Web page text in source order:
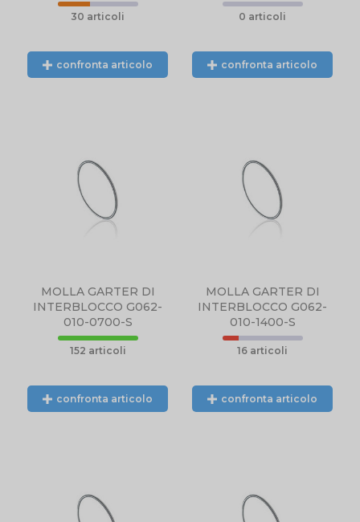
30 articoli
confronta articolo
0 articoli
confronta articolo
MOLLA GARTER DI
INTERBLOCCO G062-
010-0700-S
152 articoli
confronta articolo
MOLLA GARTER DI
INTERBLOCCO G062-
010-1400-S
16 articoli
confronta articolo
TELEFONICAMENTE
O TRAMITE EMAIL.